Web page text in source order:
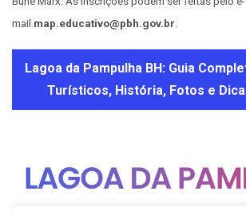
mail map.educativo@pbh.gov.br